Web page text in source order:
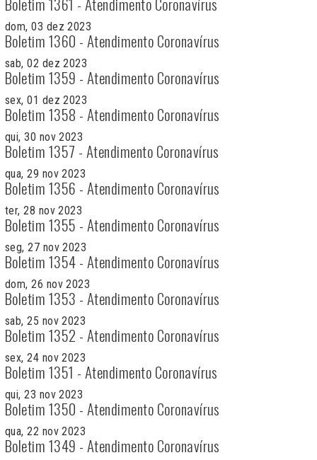
dom, 03 dez 2023
Boletim 1360 - Atendimento Coronavírus
sab, 02 dez 2023
Boletim 1359 - Atendimento Coronavírus
sex, 01 dez 2023
Boletim 1358 - Atendimento Coronavírus
qui, 30 nov 2023
Boletim 1357 - Atendimento Coronavírus
qua, 29 nov 2023
Boletim 1356 - Atendimento Coronavírus
ter, 28 nov 2023
Boletim 1355 - Atendimento Coronavírus
seg, 27 nov 2023
Boletim 1354 - Atendimento Coronavírus
dom, 26 nov 2023
Boletim 1353 - Atendimento Coronavírus
sab, 25 nov 2023
Boletim 1352 - Atendimento Coronavírus
sex, 24 nov 2023
Boletim 1351 - Atendimento Coronavírus
qui, 23 nov 2023
Boletim 1350 - Atendimento Coronavírus
qua, 22 nov 2023
Boletim 1349 - Atendimento Coronavírus